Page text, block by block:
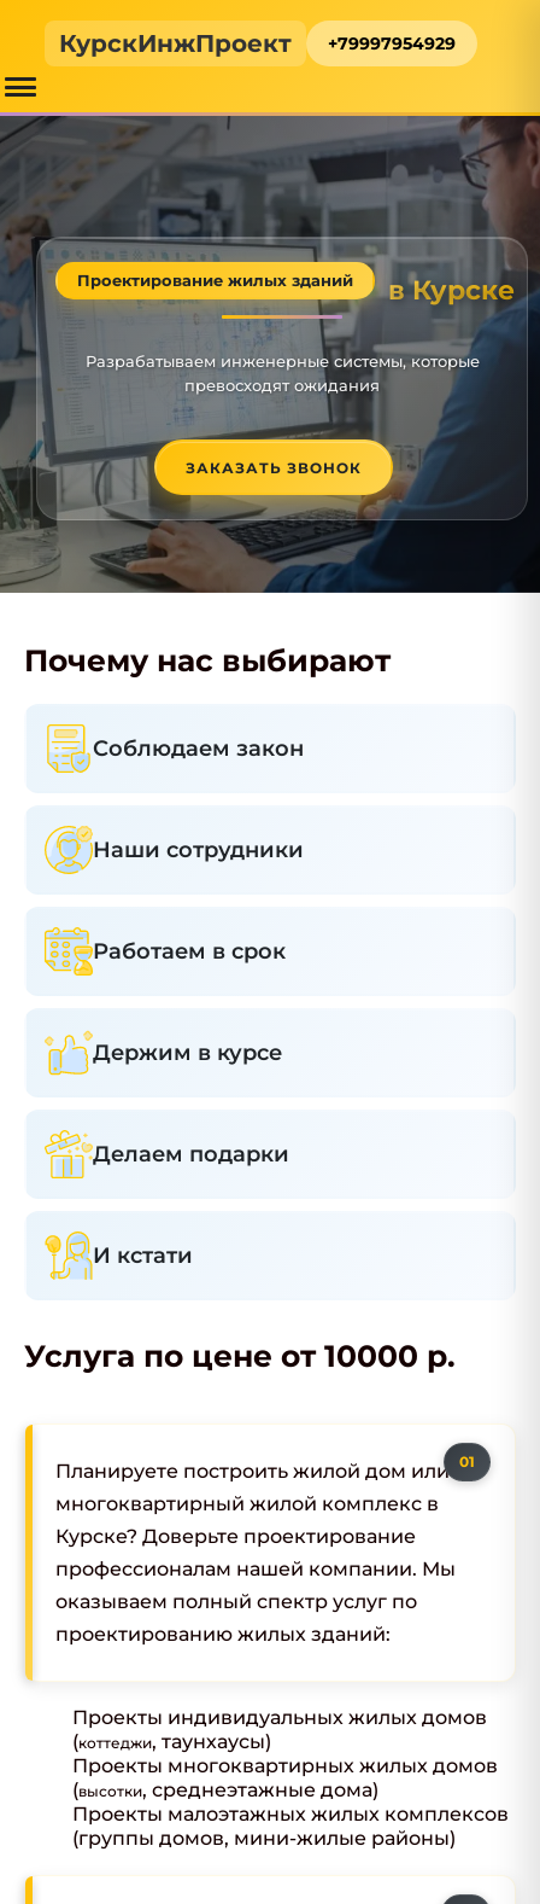
КурскИнжПроект +79997954929
Проектирование жилых зданий в Курске
Разрабатываем инженерные системы, которые
превосходят ожидания
ЗАКАЗАТЬ ЗВОНОК
Почему нас выбирают
Соблюдаем закон
Наши сотрудники
Работаем в срок
Держим в курсе
Делаем подарки
И кстати
Услуга по цене от 10000 р.
Планируете построить жилой дом или
многоквартирный жилой комплекс в
Курске? Доверьте проектирование
профессионалам нашей компании. Мы
оказываем полный спектр услуг по
проектированию жилых зданий:
Проекты индивидуальных жилых домов
(коттеджи, таунхаусы)
Проекты многоквартирных жилых домов
(высотки, среднеэтажные дома)
Проекты малоэтажных жилых комплексов
(группы домов, мини-жилые районы)